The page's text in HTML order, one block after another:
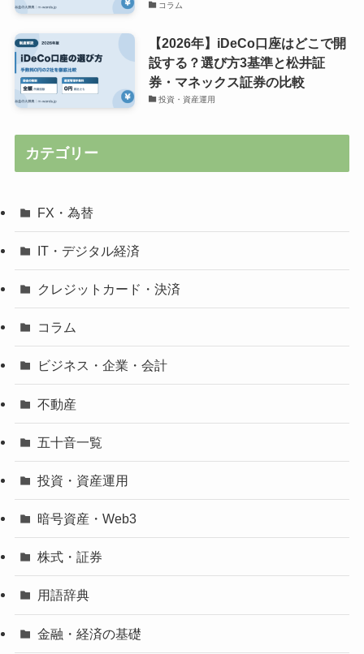
コラム
【2026年】iDeCo口座はどこで開
設する？選び方3基準と松井証
券・マネックス証券の比較
投資・資産運用
カテゴリー
FX・為替
IT・デジタル経済
クレジットカード・決済
コラム
ビジネス・企業・会計
不動産
五十音一覧
投資・資産運用
暗号資産・Web3
株式・証券
用語辞典
金融・経済の基礎